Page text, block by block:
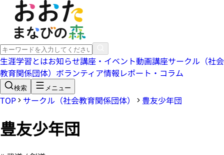
生涯学習とはお知らせ講座・イベント動画講座サークル（社会
教育関係団体） ボランティア情報レポート・コラム
検索 メニュー
TOP サークル（社会教育関係団体） 豊友少年団
豊友少年団